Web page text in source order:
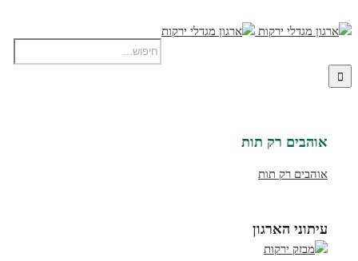
אוהבים רק תות
אוהבים רק תות
עיתוני הארגון